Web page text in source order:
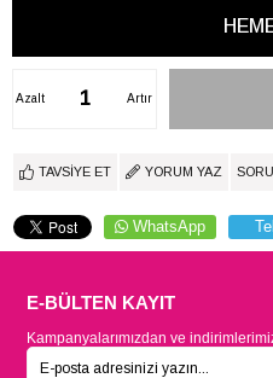
Artır
Azalt
TAVSIYE ET YORUM YAZ
WhatsApp
E-BÜLTEN KAYIT
Kampanyalarımızdan ve